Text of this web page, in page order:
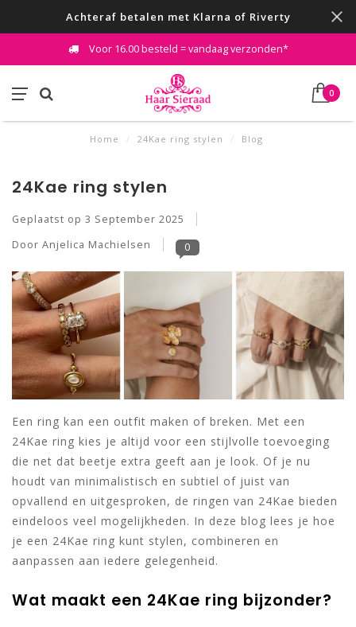
Achteraf betalen met Klarna of Riverty
Voor 16.00 besteld = vandaag verzonden*
0
Home / 24Kae ring stylen / Blog
24Kae ring stylen
Geplaatst op 3 September 2025
Door Anjelica Machielsen
0
Een ring kan een outfit maken of breken. Met een
24Kae ring kies je altijd voor een stijlvolle toevoeging
die net dat beetje extra geeft aan je look. Of je nu
houdt van minimalistisch en subtiel of juist van
opvallend en uitgesproken, de ringen van 24Kae bieden
eindeloos veel mogelijkheden. In deze blog lees je hoe
je een 24Kae ring kunt stylen, combineren en
aanpassen aan iedere gelegenheid.
Wat maakt een 24Kae ring bijzonder?